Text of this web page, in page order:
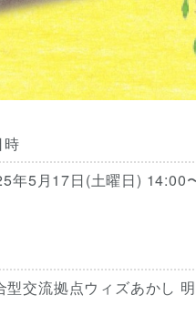
時
年5月17日(土曜日) 14:00
型交流拠点ウィズあかし